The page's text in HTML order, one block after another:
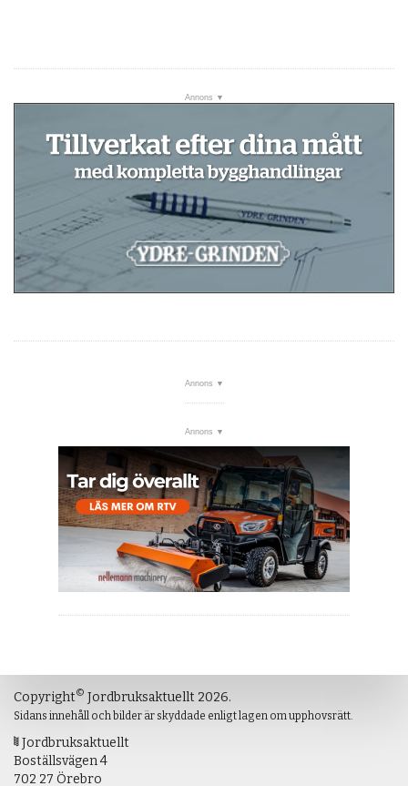
Copyright© Jordbruksaktuellt 2026.
Sidans innehåll och bilder är skyddade enligt lagen om upphovsrätt.
Jordbruksaktuellt
Boställsvägen 4
702 27 Örebro